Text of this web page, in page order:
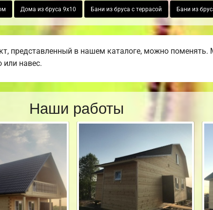
Дома из бруса 9х10 Бани из бруса с террасой Бани из
представленный в нашем каталоге, можно поменять.
или навес.
Наши работы